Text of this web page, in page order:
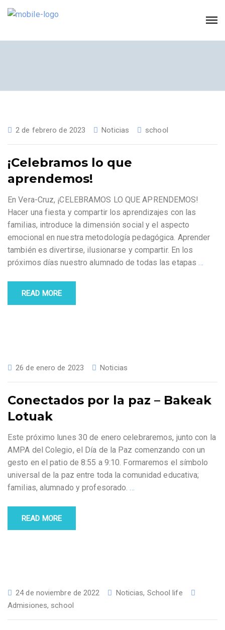
2 de febrero de 2023 Noticias school
¡Celebramos lo que
aprendemos!
En Vera-Cruz, ¡CELEBRAMOS LO QUE APRENDEMOS!
Hacer una fiesta y compartir los aprendizajes con las
familias, introduce la dimensión social y el aspecto
emocional en nuestra metodología pedagógica. Aprender
también es divertirse, ilusionarse y compartir. En los
próximos días nuestro alumnado de todas las etapas…
READ MORE
26 de enero de 2023 Noticias
Conectados por la paz – Bakeak
Lotuak
Este próximo lunes 30 de enero celebraremos, junto con la
AMPA del Colegio, el Día de la Paz comenzando con un
gesto en el patio de 8:55 a 9:10. Formaremos el símbolo
universal de la paz entre toda la comunidad educativa;
familias, alumnado y profesorado.…
READ MORE
24 de noviembre de 2022 Noticias, School life
Admisiones, school